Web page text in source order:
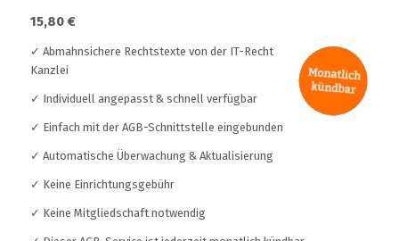
15,80 €
✓ Abmahnsichere Rechtstexte von der IT-Recht
Kanzlei
✓ Individuell angepasst & schnell verfügbar
✓ Einfach mit der AGB-Schnittstelle eingebunden
✓ Automatische Überwachung & Aktualisierung
✓ Keine Einrichtungsgebühr
✓ Keine Mitgliedschaft notwendig